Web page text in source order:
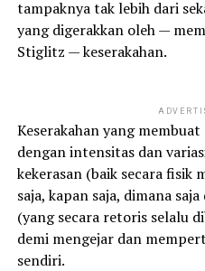
tampaknya tak lebih dari
yang digerakkan oleh —
Stiglitz — keserakahan.
Keserakahan yang
dengan intensitas dan
kekerasan (baik secara fisik
saja, kapan saja, dimana
(yang secara retoris selalu
demi mengejar dan
sendiri.